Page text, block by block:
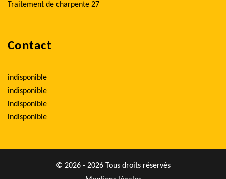
Traitement de charpente 27
Contact
indisponible
indisponible
indisponible
indisponible
© 2026 - 2026 Tous droits réservés